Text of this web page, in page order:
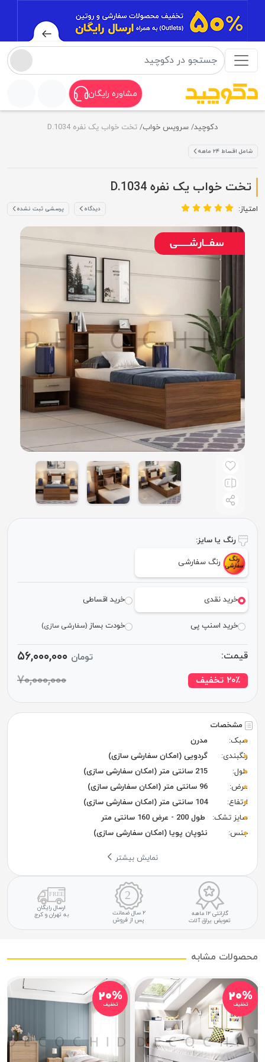
مشاوره رایگان
دکوچید سرویس خواب تخت خواب یک نفره D.1034
شامل اقساط ۲۴ ماهه
تخت خواب یک نفره D.1034
امتیاز: دیدگاه پرسشی ثبت نشده
مشخصات
سبک:
مدرن
رنگبندی:
گردویی (امکان سفارشی سازی)
طول:
215 سانتی متر (امکان سفارشی سازی)
عرض:
96 سانتی متر (امکان سفارشی سازی)
ارتفاع:
104 سانتی متر (امکان سفارشی سازی)
سایز تشک:
طول 200 - عرض 160 سانتی متر
جنس:
نئوپان پویا (امکان سفارشی سازی)
نمایش بیشتر
گارانتی ۱۲ ماهه
تعویض یراق آلات
۲ سال ضمانت
پس از فروش
ارسال رایگان
به تهران و کرج
رنگ یا سایز:
رنگ سفارشی
خرید نقدی خرید اقساطی
خرید اسنپ پی خودت بساز(سفارشی سازی)
قیمت: تومان ۵۶,۰۰۰,۰۰۰
۲۰٪ تخفیف ۷۰,۰۰۰,۰۰۰
محصولات مشابه
۲۰%
تخفیف ۲۰%
تخفیف